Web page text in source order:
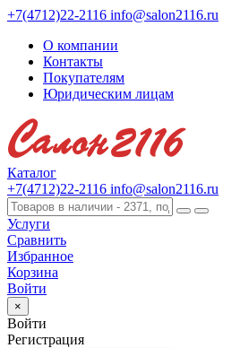
+7(4712)22-2116 info@salon2116.ru
О компании
Контакты
Покупателям
Юридическим лицам
Каталог
+7(4712)22-2116 info@salon2116.ru
Услуги
Сравнить
Избранное
Корзина
Войти
×
Войти
Регистрация